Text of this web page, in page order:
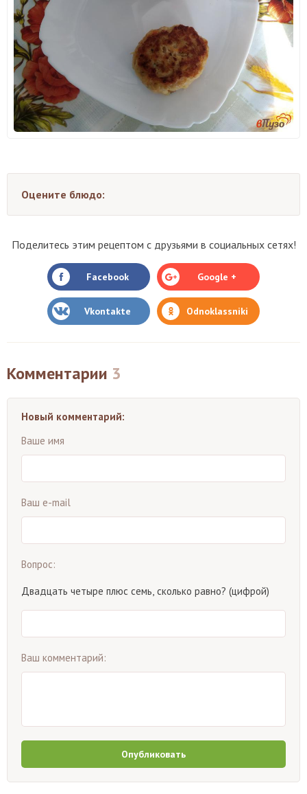
Оцените блюдо:
Поделитесь этим рецептом с друзьями в социальных сетях!
Facebook Google +
Vkontakte Odnoklassniki
Комментарии 3
Новый комментарий:
Ваше имя
Ваш e-mail
Вопрос:
Двадцать четыре плюс семь, сколько равно? (цифрой)
Ваш комментарий:
Опубликовать